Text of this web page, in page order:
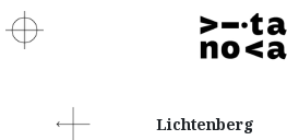
Lichtenberg